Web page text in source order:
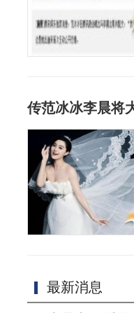
传范冰冰李晨将
最新消息